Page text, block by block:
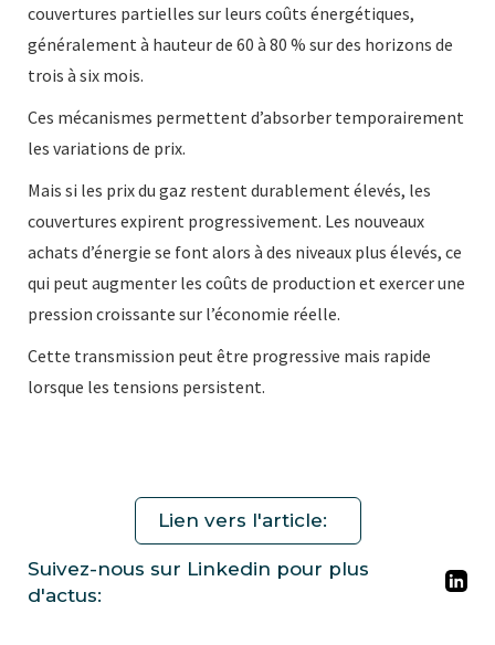
couvertures partielles sur leurs coûts énergétiques,
généralement à hauteur de 60 à 80 % sur des horizons de
trois à six mois.
Ces mécanismes permettent d’absorber temporairement
les variations de prix.
Mais si les prix du gaz restent durablement élevés, les
couvertures expirent progressivement. Les nouveaux
achats d’énergie se font alors à des niveaux plus élevés, ce
qui peut augmenter les coûts de production et exercer une
pression croissante sur l’économie réelle.
Cette transmission peut être progressive mais rapide
lorsque les tensions persistent.
Lien vers l'article:
Suivez-nous sur Linkedin pour plus
d'actus: